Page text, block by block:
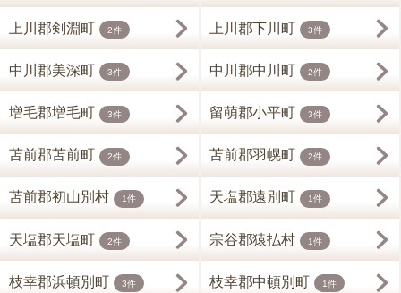
上川郡剣淵町 2件 上川郡下川町 3件
中川郡美深町 3件 中川郡中川町 2件
増毛郡増毛町 3件 留萌郡小平町 3件
苫前郡苫前町 2件 苫前郡羽幌町 2件
苫前郡初山別村 1件 天塩郡遠別町 1件
天塩郡天塩町 2件 宗谷郡猿払村 1件
枝幸郡浜頓別町 3件 枝幸郡中頓別町 1件